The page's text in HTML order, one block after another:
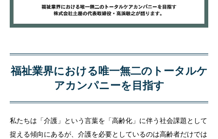
福祉業界における唯一無二のトータルケ
アカンパニーを目指す
私たちは「介護」という言葉を「高齢化」に伴う社会課題として
捉える傾向にあるが、介護を必要としているのは高齢者だけでは